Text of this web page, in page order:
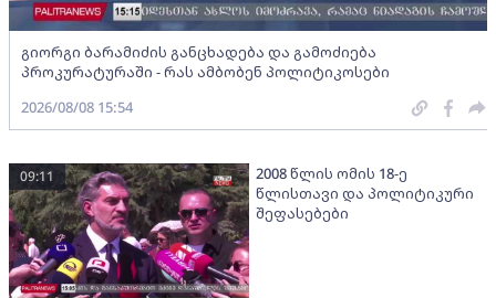
გიორგი ბარამიძის განცხადება და გამოძიება
პროკურატურაში - რას ამბობენ პოლიტიკოსები
2026/08/08 15:54
2008 წლის ომის 18-ე
წლისთავი და პოლიტიკური
შეფასებები
09:11